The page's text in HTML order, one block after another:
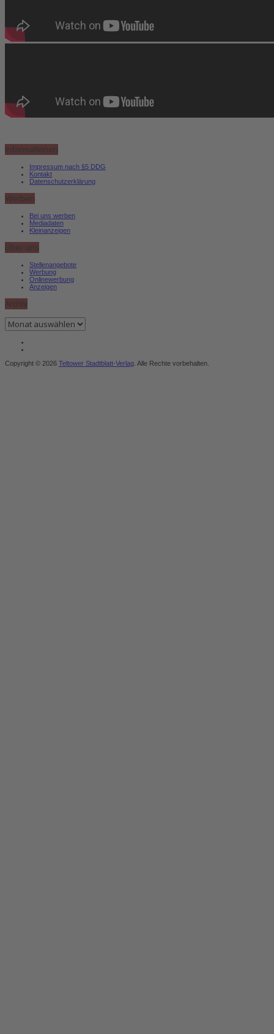
Informationen
Impressum nach §5 DDG
Kontakt
Datenschutzerklärung
Werben
Bei uns werben
Mediadaten
Kleinanzeigen
Über uns
Stellenangebote
Werbung
Onlinewerbung
Anzeigen
Archiv
Archiv
Copyright © 2026 Teltower Stadtblatt-Verlag . Alle Rechte vorbehalten.